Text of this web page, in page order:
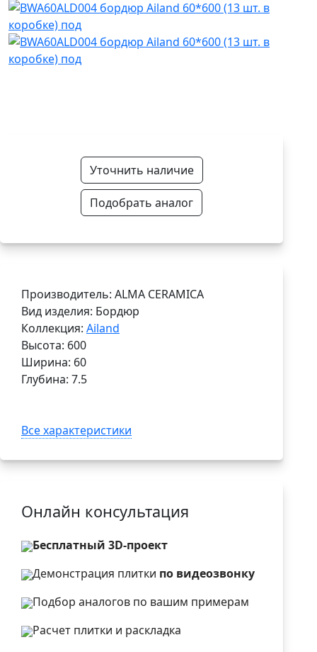
Уточнить наличие
Подобрать аналог
Производитель: ALMA CERAMICA
Вид изделия: Бордюр
Коллекция: Ailand
Высота: 600
Ширина: 60
Глубина: 7.5
Все характеристики
Онлайн консультация
Бесплатный 3D-проект
Демонстрация плитки по видеозвонку
Подбор аналогов по вашим примерам
Расчет плитки и раскладка